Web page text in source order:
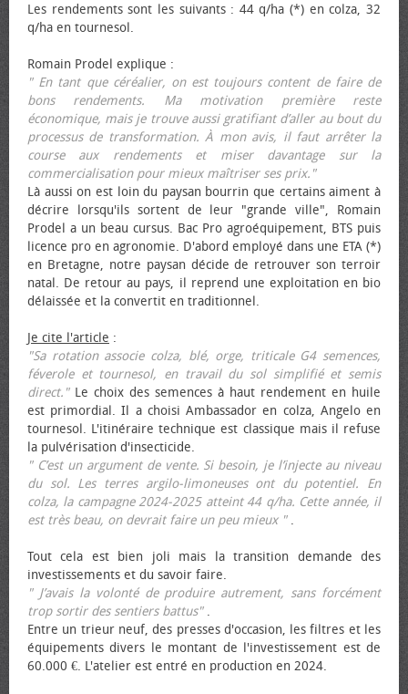
Les rendements sont les suivants : 44 q/ha (*) en colza, 32
q/ha en tournesol.
Romain Prodel explique :
" En tant que céréalier, on est toujours content de faire de
bons rendements. Ma motivation première reste
économique, mais je trouve aussi gratifiant d’aller au bout du
processus de transformation. À mon avis, il faut arrêter la
course aux rendements et miser davantage sur la
commercialisation pour mieux maîtriser ses prix."
Là aussi on est loin du paysan bourrin que certains aiment à
décrire lorsqu'ils sortent de leur "grande ville", Romain
Prodel a un beau cursus. Bac Pro agroéquipement, BTS puis
licence pro en agronomie. D'abord employé dans une ETA (*)
en Bretagne, notre paysan décide de retrouver son terroir
natal. De retour au pays, il reprend une exploitation en bio
délaissée et la convertit en traditionnel.
Je cite l'article :
"Sa rotation associe colza, blé, orge, triticale G4 semences,
féverole et tournesol, en travail du sol simplifié et semis
direct."Le choix des semences à haut rendement en huile
est primordial. Il a choisi Ambassador en colza, Angelo en
tournesol. L'itinéraire technique est classique mais il refuse
la pulvérisation d'insecticide.
" C’est un argument de vente. Si besoin, je l’injecte au niveau
du sol. Les terres argilo-limoneuses ont du potentiel. En
colza, la campagne 2024-2025 atteint 44 q/ha. Cette année, il
est très beau, on devrait faire un peu mieux ".
Tout cela est bien joli mais la transition demande des
investissements et du savoir faire.
" J’avais la volonté de produire autrement, sans forcément
trop sortir des sentiers battus".
Entre un trieur neuf, des presses d'occasion, les filtres et les
équipements divers le montant de l'investissement est de
60.000 €. L'atelier est entré en production en 2024.